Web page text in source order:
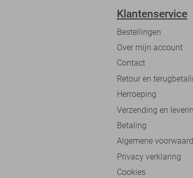
Klantenservice
Bestellingen
Over mijn account
Contact
Retour en
Herroeping
Verzending en
Betaling
Algemene
Privacy verklaring
Cookies